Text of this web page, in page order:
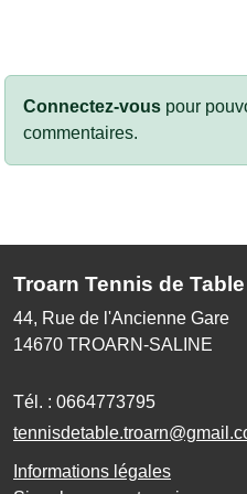
Connectez-vous pour
commentaires.
Troarn Tennis de Table
44, Rue de l'Ancienne Gare
14670 TROARN-SALINE
Tél. : 0664773795
Informations légales